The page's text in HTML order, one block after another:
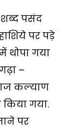
पसंद
पर पड़े
थोपा गया
–
कल्याण
गया.
पर